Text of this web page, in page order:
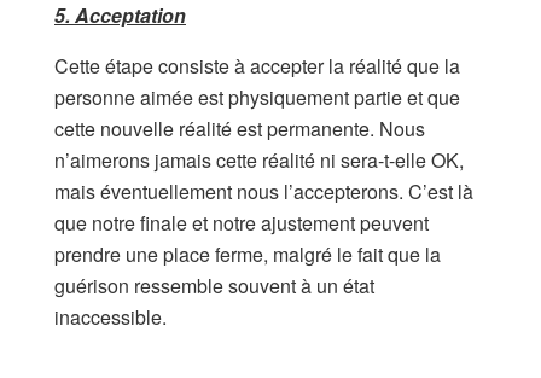
5. Acceptation
Cette étape consiste à accepter la réalité que la
personne aimée est physiquement partie et que
cette nouvelle réalité est permanente. Nous
n’aimerons jamais cette réalité ni sera-t-elle OK,
mais éventuellement nous l’accepterons. C’est là
que notre finale et notre ajustement peuvent
prendre une place ferme, malgré le fait que la
guérison ressemble souvent à un état
inaccessible.